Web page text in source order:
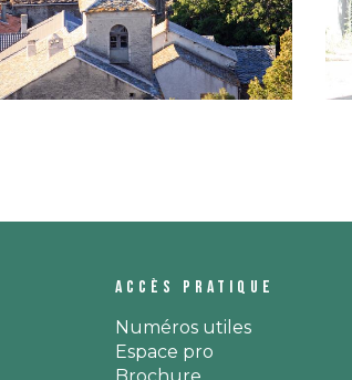
Accès pratique
Numéros utiles
Espace pro